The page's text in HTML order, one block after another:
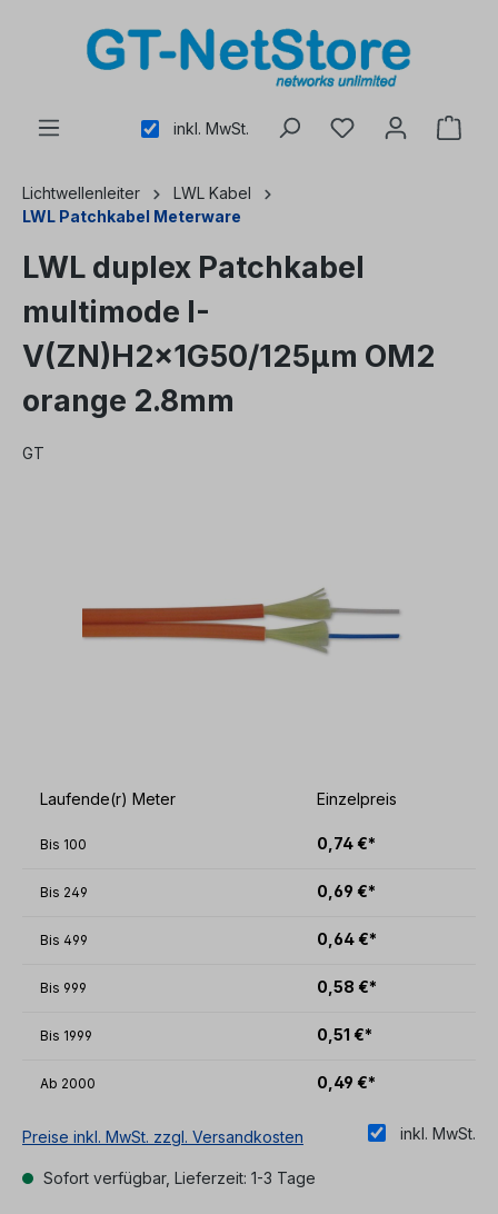
inkl. MwSt.
Lichtwellenleiter
LWL Kabel
LWL Patchkabel Meterware
LWL duplex Patchkabel
multimode I-
V(ZN)H2x1G50/125µm OM2
orange 2.8mm
GT
Laufende(r) Meter Einzelpreis
Bis 100 0,74 €*
Bis 249 0,69 €*
Bis 499 0,64 €*
Bis 999 0,58 €*
Bis 1999 0,51 €*
Ab 2000 0,49 €*
inkl. MwSt.
Preise inkl. MwSt. zzgl. Versandkosten
Sofort verfügbar, Lieferzeit: 1-3 Tage